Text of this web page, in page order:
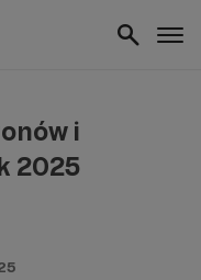
i
2025